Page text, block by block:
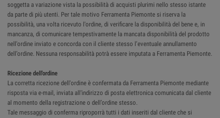
soggetta a variazione vista la possibilità di acquisti plurimi nello stesso istante
da parte di più utenti. Per tale motivo Ferramenta Piemonte si riserva la
possibilità, una volta ricevuto l'ordine, di verificare la disponibilità del bene e, in
mancanza, di comunicare tempestivamente la mancata disponibilità del prodotto
nell'ordine inviato e concorda con il cliente stesso l’eventuale annullamento
dell’ordine. Nessuna responsabilità potrà essere imputata a Ferramenta Piemonte.
Ricezione dell'ordine
La corretta ricezione dell'ordine è confermata da Ferramenta Piemonte mediante
risposta via e-mail, inviata all'indirizzo di posta elettronica comunicata dal cliente
al momento della registrazione o dell’ordine stesso.
Tale messaggio di conferma riproporrà tutti i dati inseriti dal cliente che si